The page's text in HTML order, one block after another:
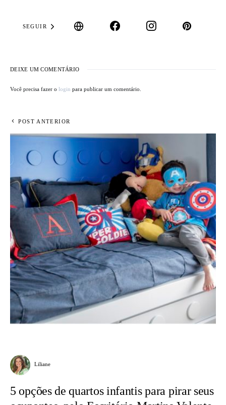
SEGUIR
DEIXE UM COMENTÁRIO
Você precisa fazer o login para publicar um comentário.
POST ANTERIOR
Liliane
5 opções de quartos infantis para pirar seus